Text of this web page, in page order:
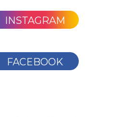
INSTAGRAM
FACEBOOK